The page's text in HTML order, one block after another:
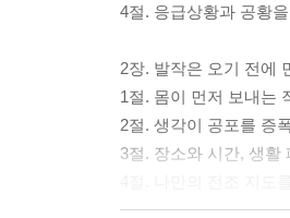
4절. 응급상황과 공황
2장. 발작은 오기 전에
1절. 몸이 먼저 보내는
2절. 생각이 공포를 증
3절. 장소와 시간, 생활